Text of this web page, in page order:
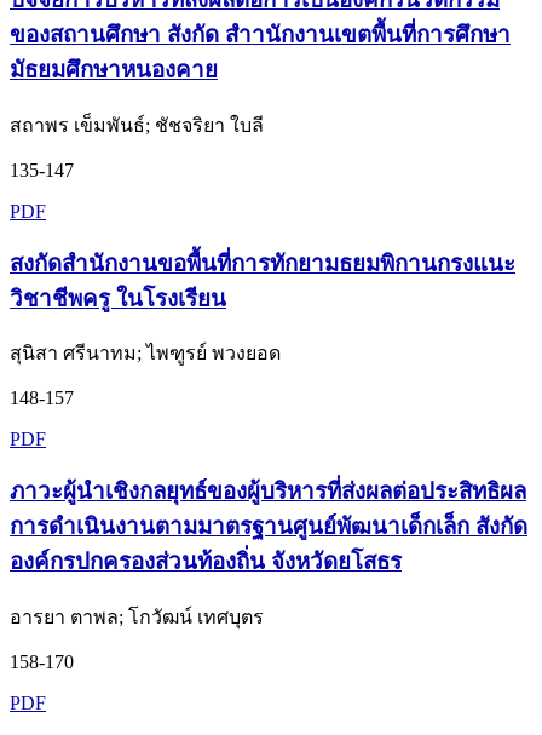
ของสถานศึกษา สังกัด สําานักงานเขตพื้นที่การศึกษา
มัธยมศึกษาหนองคาย
สถาพร เข็มพันธ์; ชัชจริยา ใบลี
135-147
PDF
สงกัดสำนักงานขอพื้นที่การทักยามธยมพิกานกรงแนะ
วิชาชีพครู ในโรงเรียน
สุนิสา ศรีนาทม; ไพฑูรย์ พวงยอด
148-157
PDF
ภาวะผู้นำเชิงกลยุทธ์ของผู้บริหารที่ส่งผลต่อประสิทธิผล
การดำเนินงานตามมาตรฐานศูนย์พัฒนาเด็กเล็ก สังกัด
องค์กรปกครองส่วนท้องถิ่น จังหวัดยโสธร
อารยา ตาพล; โกวัฒน์ เทศบุตร
158-170
PDF